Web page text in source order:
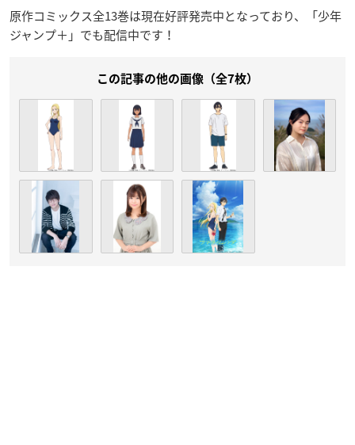
原作コミックス全13巻は現在好評発売中となっており、「少年
ジャンプ＋」でも配信中です！
この記事の他の画像（全7枚）